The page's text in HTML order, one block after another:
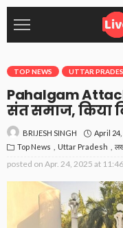
TOP NEWS UTTAR
Pahalgam
संत समाज, किया
BRIJESH SINGH April 24,
Top News
Uttar Pradesh
posted on Apr. 24, 2025 at